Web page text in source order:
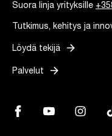
Suora linja yrityksille
Tutkimus, kehitys ja
Löydä tekijä arrow_forward
Palvelut arrow_forward
Facebook, Linkki
YouTube, Linkki